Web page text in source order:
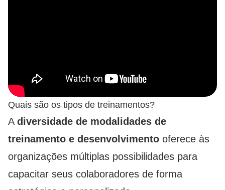
Quais são os tipos de treinamentos?
A diversidade de modalidades de
treinamento e desenvolvimento oferece às
organizações múltiplas possibilidades para
capacitar seus colaboradores de forma